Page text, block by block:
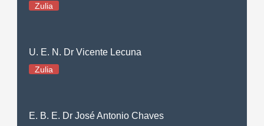
Zulia
U. E. N. Dr Vicente Lecuna
Zulia
E. B. E. Dr José Antonio Chaves